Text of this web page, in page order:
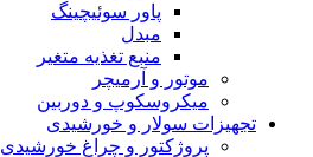
پاور سوئیچینگ
مبدل
منبع تغذیه متغیر
موتور و آرمیچر
میکروسکوپ و دوربین
تجهیزات سولار و خورشیدی
پروژکتور و چراغ خورشیدی